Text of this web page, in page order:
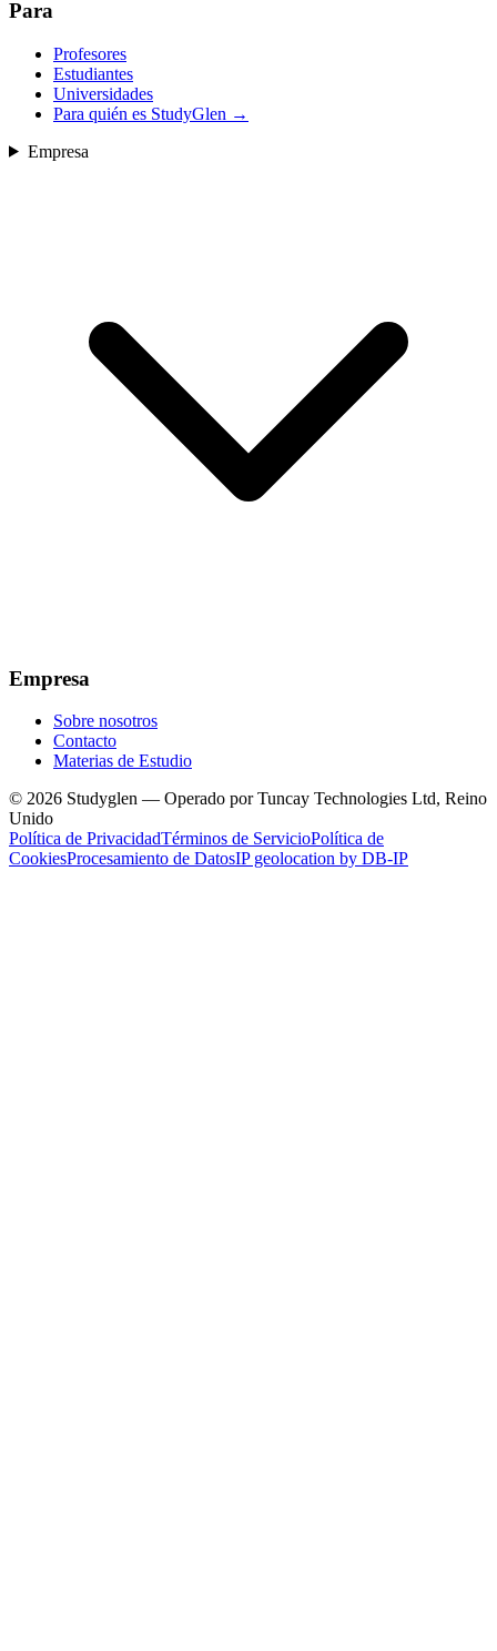
Para
Profesores
Estudiantes
Universidades
Para quién es StudyGlen →
Empresa
Empresa
Sobre nosotros
Contacto
Materias de Estudio
© 2026 Studyglen — Operado por Tuncay Technologies Ltd, Reino
Unido
Política de PrivacidadTérminos de ServicioPolítica de
CookiesProcesamiento de DatosIP geolocation by DB-IP